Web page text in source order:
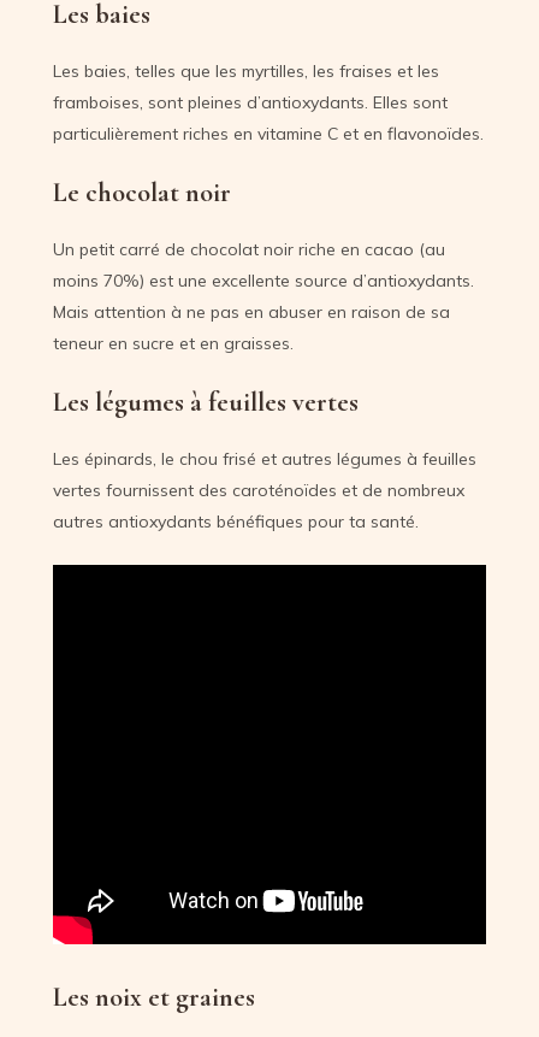
Les baies
Les baies, telles que les myrtilles, les fraises et les
framboises, sont pleines d’antioxydants. Elles sont
particulièrement riches en vitamine C et en flavonoïdes.
Le chocolat noir
Un petit carré de chocolat noir riche en cacao (au
moins 70%) est une excellente source d’antioxydants.
Mais attention à ne pas en abuser en raison de sa
teneur en sucre et en graisses.
Les légumes à feuilles vertes
Les épinards, le chou frisé et autres légumes à feuilles
vertes fournissent des caroténoïdes et de nombreux
autres antioxydants bénéfiques pour ta santé.
Les noix et graines